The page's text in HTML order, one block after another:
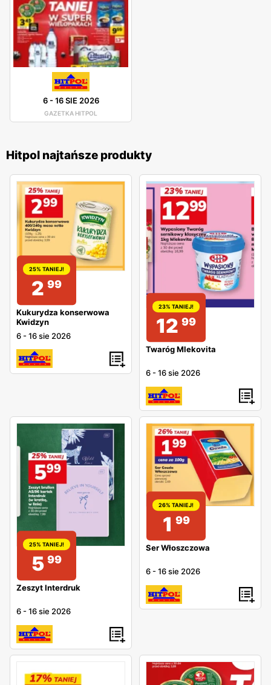
6-16 SIE 2026
GAZETKA HITPOL
Hitpol najtańsze produkty
25% TANIEJ!
2 99
Kukurydza konserwowa
Kwidzyn
6 -16 sie 2026
23% TANIEJ!
12 99
Twaróg Mlekovita
6 -16 sie 2026
25% TANIEJ!
5 99
Zeszyt Interdruk
6 -16 sie 2026
26% TANIEJ!
1 99
Ser Włoszczowa
6 -16 sie 2026